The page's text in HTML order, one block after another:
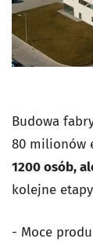
Budowa
80 milionów
1200 osób,
kolejne
- Moce